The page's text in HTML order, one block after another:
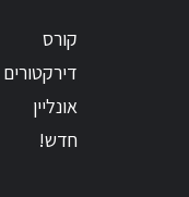
קורס
דירקטורים
אונליין
חדש!